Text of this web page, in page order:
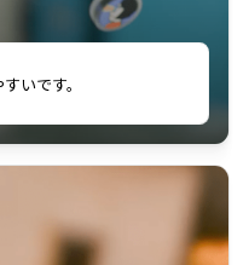
だいているが、復習する
いです。